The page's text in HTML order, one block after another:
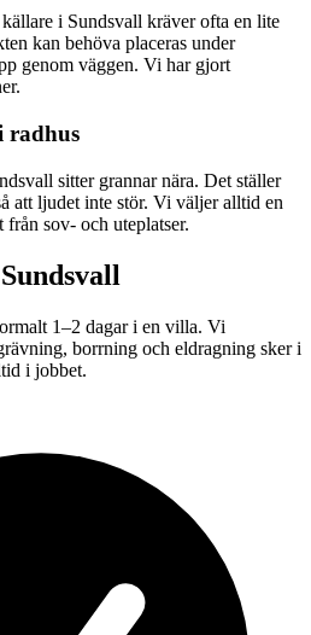
i Sundsvall kräver ofta en lite
kan behöva placeras under
genom väggen. Vi har gjort
radhus
sitter grannar nära. Det ställer
att ljudet inte stör. Vi väljer alltid en
sov- och uteplatser.
Sundsvall
1–2 dagar i en villa. Vi
borrning och eldragning sker i
i jobbet.